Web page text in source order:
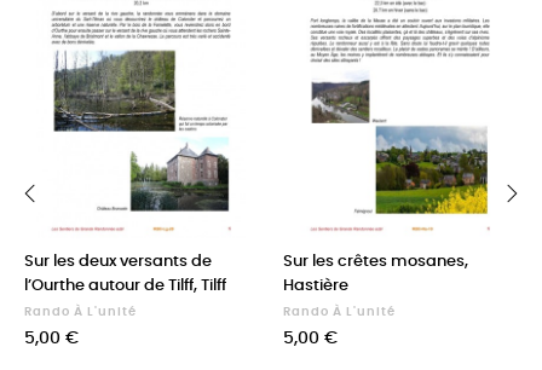
Sur les deux versants de
l’Ourthe autour de Tilff, Tilff
Rando À L'unité
Prix
5,00 €
Sur les crêtes mosanes,
Hastière
Rando À L'unité
Prix
5,00 €